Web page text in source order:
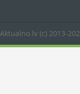
Aktualno.lv (c) 2013-